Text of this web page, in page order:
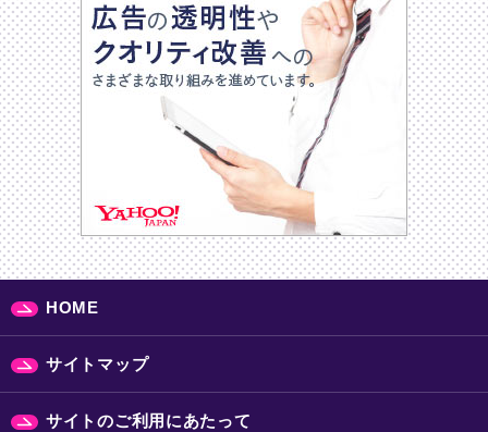
HOME
サイトマップ
サイトのご利用にあたって